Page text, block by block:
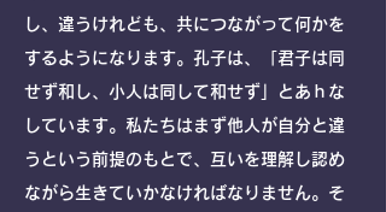
し、違うけれども、共につながって何かを
するようになります。孔子は、「君子は同
せず和し、小人は同して和せず」とあｈな
しています。私たちはまず他人が自分と違
うという前提のもとで、互いを理解し認め
ながら生きていかなければなりません。そ